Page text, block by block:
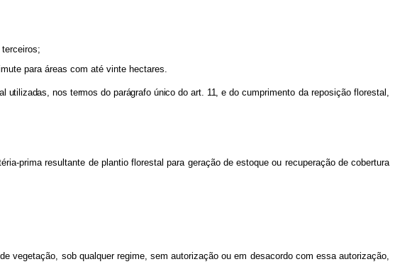
para áreas com até vinte hectares.
utilizadas, nos termos do parágrafo único do art. 11, e do cumprimento da reposição florestal,
prima resultante de plantio florestal para geração de estoque ou recuperação de cobertura
vegetação, sob qualquer regime, sem autorização ou em desacordo com essa autorização,